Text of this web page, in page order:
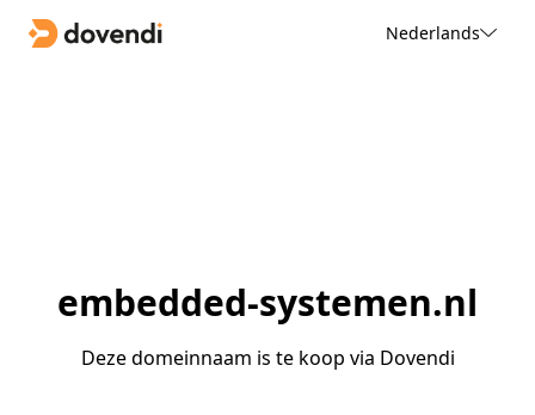
Nederlands
embedded-systemen.nl
Deze domeinnaam is te koop via Dovendi